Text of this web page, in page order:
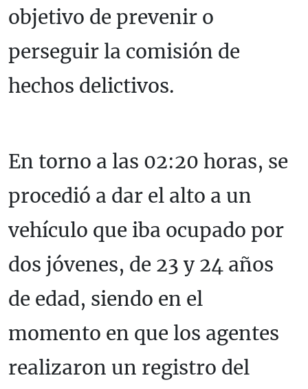
objetivo de prevenir o
perseguir la comisión de
hechos delictivos.
En torno a las 02:20 horas, se
procedió a dar el alto a un
vehículo que iba ocupado por
dos jóvenes, de 23 y 24 años
de edad, siendo en el
momento en que los agentes
realizaron un registro del